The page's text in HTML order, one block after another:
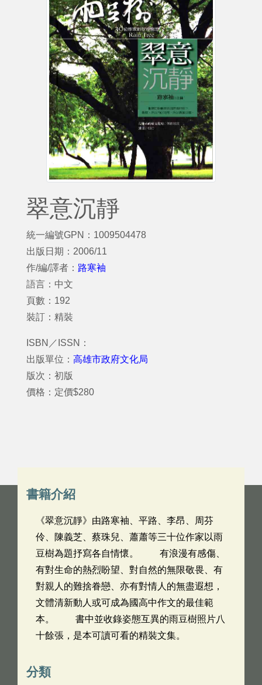
翠意沉靜
統一編號GPN：1009504478
出版日期：2006/11
作/編/譯者： 路寒袖
語言：中文
頁數：192
裝訂：精裝
ISBN／ISSN：
出版單位： 高雄市政府文化局
版次：初版
價格：定價$280
書籍介紹
《翠意沉靜》由路寒袖、平路、李昂、周芬
伶、陳義芝、蔡珠兒、蕭蕭等三十位作家以雨
豆樹為題抒寫各自情懷。 有浪漫有感傷、
有對生命的熱烈盼望、對自然的無限敬畏、有
對親人的難捨眷戀、亦有對情人的無盡遐想，
文體清新動人或可成為國高中作文的最佳範
本。 書中並收錄姿態互異的雨豆樹照片八
十餘張，是本可讀可看的精裝文集。
分類